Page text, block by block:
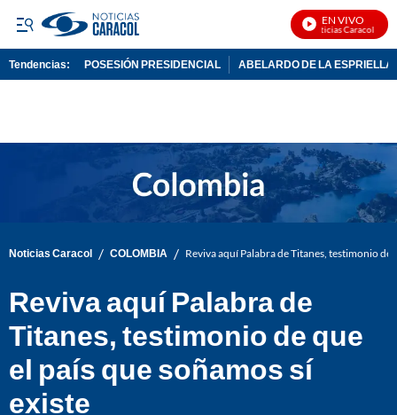
EN VIVO
Noticias Caracol En
Tendencias: POSESIÓN PRESIDENCIAL ABELARDO DE LA ESPRIELLA
Noticias Caracol / COLOMBIA / Reviva aquí Palabra de Titanes, testimonio de
Reviva aquí Palabra de
Titanes, testimonio de que
el país que soñamos sí
existe